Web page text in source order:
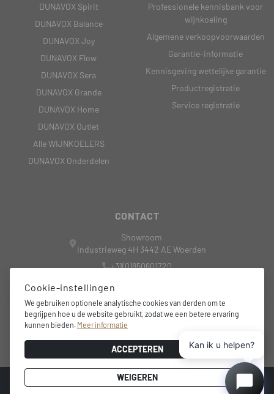
DUNAVOX Spirit
DUNAVOX Balance
DUNAVOX Joy
DUNAVOX Flow
DUNAVOX Sera
DUNAVOX Grande
DUNAVOX Home
DUNAVOX Outlet
Alle WIJNKOELERS
DUNAVOX Onderdelen
Professionele kennisbank voor
wijnkoeling
Algemene verkoopvoorwaarden
Garantie-informatie
Kennisgeving wettelijke garantie
Productregistratie
Service registratie
CONTACT
Showroom
Industrieweg 4H 3442 AE Woerden
+31(0)850601720
+31 6 15 44 4081
© 2026
Ontwerp en Ontwikkeling door
Highsoft
Cookie-instellingen
We gebruiken optionele analytische cookies van derden om te
begrijpen hoe u de website gebruikt, zodat we een betere ervaring
kunnen bieden. Meer informatie
ACCEPTEREN
WEIGEREN
Kan ik u helpen?